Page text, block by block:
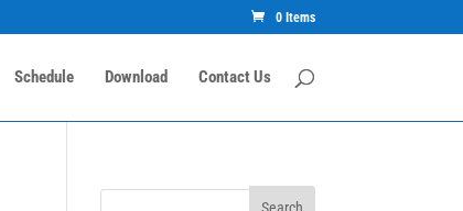
0 Items
Schedule Download Contact Us